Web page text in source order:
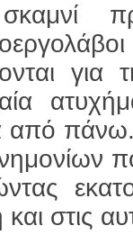
από πάνω.
στις